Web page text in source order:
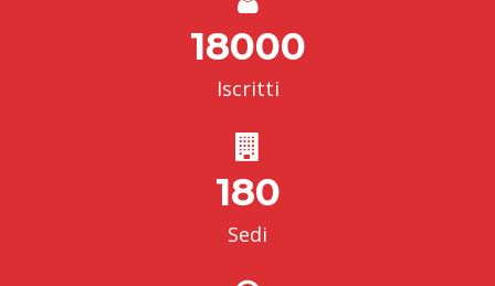
18000
Iscritti
180
Sedi